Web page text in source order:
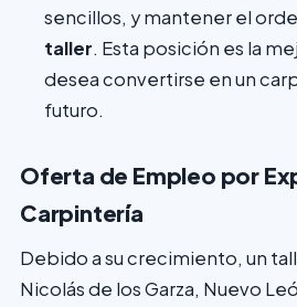
sencillos, y mantener el
taller. Esta posición es la
desea convertirse en un
futuro.
Oferta de Empleo por
Carpintería
Debido a su crecimiento, un
Nicolás de los Garza, Nuevo